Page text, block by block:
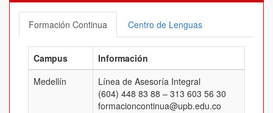
Formación Continua Centro de Lenguas
Campus
Información
Medellín
Línea de Asesoría Integral
(604) 448 83 88 – 313 603 56 30
formacioncontinua@upb.edu.co